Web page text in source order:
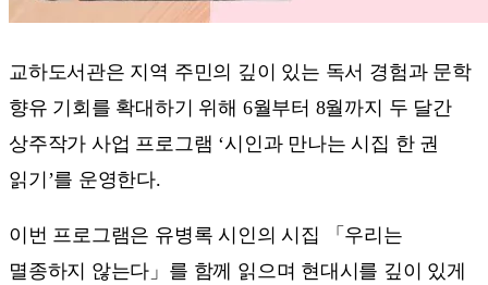
교하도서관은 지역 주민의 깊이 있는 독서 경험과 문학
향유 기회를 확대하기 위해 6월부터 8월까지 두 달간
상주작가 사업 프로그램 ‘시인과 만나는 시집 한 권
읽기’를 운영한다.
이번 프로그램은 유병록 시인의 시집 「우리는
멸종하지 않는다」를 함께 읽으며 현대시를 깊이 있게